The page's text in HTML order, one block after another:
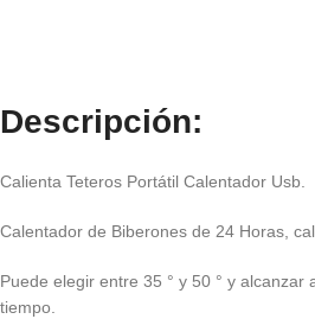
Descripción:
Calienta Teteros Portátil Calentador Usb.
Calentador de Biberones de 24 Horas,
Puede elegir entre 35 ° y 50 ° y
tiempo.